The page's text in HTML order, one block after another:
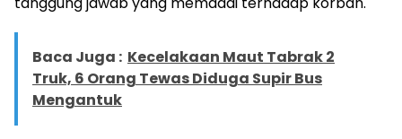
Baca Juga : Kecelakaan Maut Tabrak 2
Truk, 6 Orang Tewas Diduga Supir Bus
Mengantuk